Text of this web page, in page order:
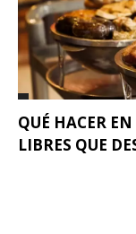
QUÉ HACER
LIBRES QUE